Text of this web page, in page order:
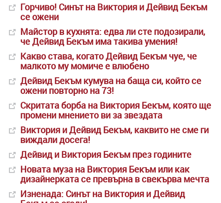
Горчиво! Синът на Виктория и Дейвид Бекъм
се ожени
Майстор в кухнята: едва ли сте подозирали,
че Дейвид Бекъм има такива умения!
Какво става, когато Дейвид Бекъм чуе, че
малкото му момиче е влюбено
Дейвид Бекъм кумува на баща си, който се
ожени повторно на 73!
Скритата борба на Виктория Бекъм, която ще
промени мнението ви за звездата
Виктория и Дейвид Бекъм, каквито не сме ги
виждали досега!
Дейвид и Виктория Бекъм през годините
Новата муза на Виктория Бекъм или как
дизайнерката се превърна в свекърва мечта
Изненада: Синът на Виктория и Дейвид